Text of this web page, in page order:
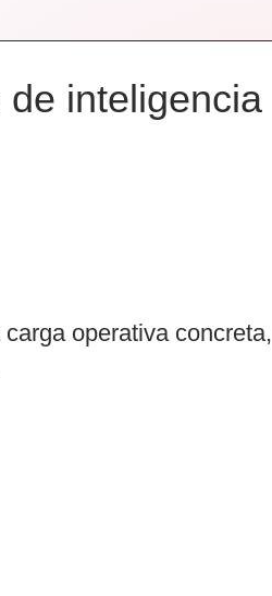
inteligencia
operativa concreta,